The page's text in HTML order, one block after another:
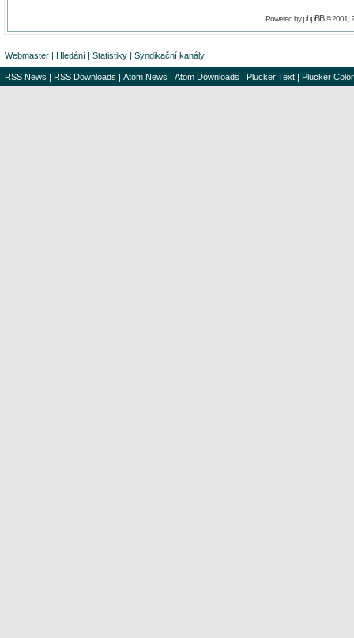
Powered byphpBB© 2001,
Webmaster | Hledání | Statistiky | Syndikační kanály
RSS News | RSS Downloads | Atom News | Atom Downloads | Plucker Text | Plucker Color